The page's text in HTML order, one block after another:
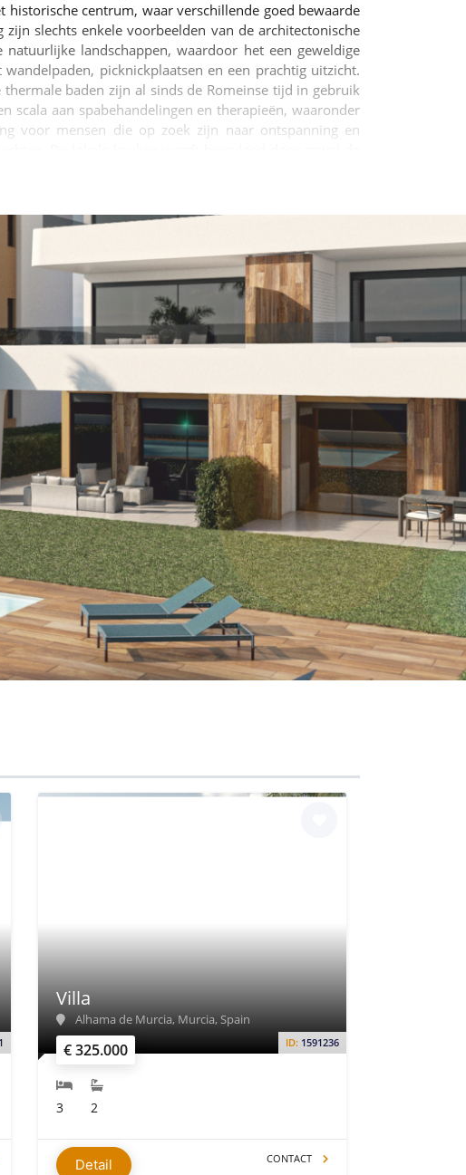
centrum, waar verschillende goed bewaarde
slechts enkele voorbeelden van de architectonische
landschappen, waardoor het een geweldige
picknickplaatsen en een prachtig uitzicht.
baden zijn al sinds de Romeinse tijd in gebruik
scala aan spabehandelingen en therapieën, waaronder
voor mensen die op zoek zijn naar ontspanning en
(een groenteomelet), michirones (een stoofpot
het genieten van buitenactiviteiten of het genieten
€ 325.000 ID: 1591236
Villa
Alhama de Murcia, Murcia, Spain
3 2
Detail CONTACT